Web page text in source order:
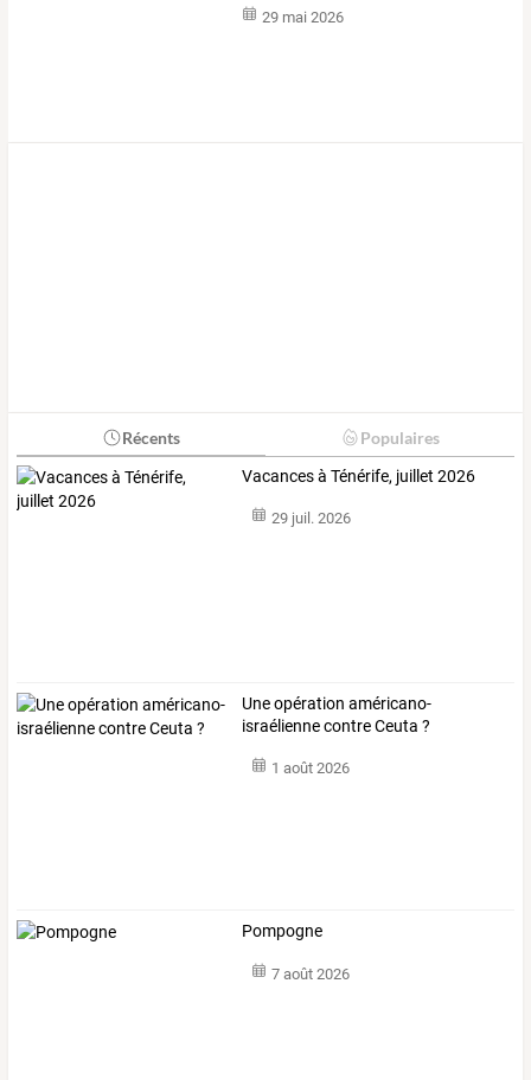
29 mai 2026
Récents Populaires
Vacances à Ténérife, juillet 2026
29 juil. 2026
Une opération américano-
israélienne contre Ceuta ?
1 août 2026
Pompogne
7 août 2026